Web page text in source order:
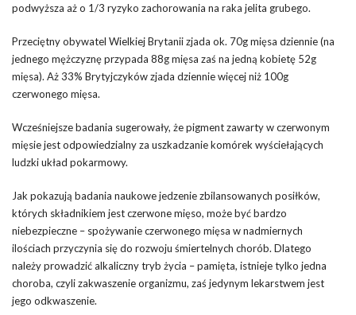
podwyższa aż o 1/3 ryzyko zachorowania na raka jelita grubego.
Przeciętny obywatel Wielkiej Brytanii zjada ok. 70g mięsa dziennie (na
jednego mężczyznę przypada 88g mięsa zaś na jedną kobietę 52g
mięsa). Aż 33% Brytyjczyków zjada dziennie więcej niż 100g
czerwonego mięsa.
Wcześniejsze badania sugerowały, że pigment zawarty w czerwonym
mięsie jest odpowiedzialny za uszkadzanie komórek wyściełających
ludzki układ pokarmowy.
Jak pokazują badania naukowe jedzenie zbilansowanych posiłków,
których składnikiem jest czerwone mięso, może być bardzo
niebezpieczne – spożywanie czerwonego mięsa w nadmiernych
ilościach przyczynia się do rozwoju śmiertelnych chorób. Dlatego
należy prowadzić alkaliczny tryb życia – pamięta, istnieje tylko jedna
choroba, czyli zakwaszenie organizmu, zaś jedynym lekarstwem jest
jego odkwaszenie.